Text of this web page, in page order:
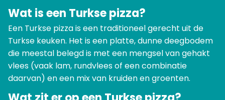
Wat is een Turkse pizza?
Een Turkse pizza is een traditioneel gerecht uit de
Turkse keuken. Het is een platte, dunne deegbodem
die meestal belegd is met een mengsel van gehakt
vlees (vaak lam, rundvlees of een combinatie
daarvan) en een mix van kruiden en groenten.